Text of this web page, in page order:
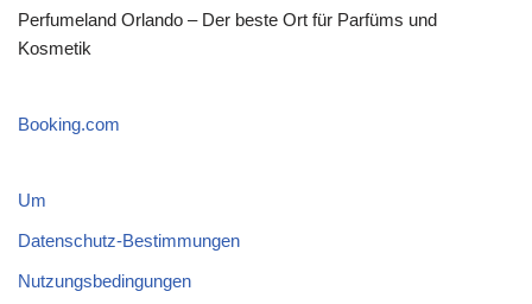
Perfumeland Orlando – Der beste Ort für Parfüms und
Kosmetik
Booking.com
Um
Datenschutz-Bestimmungen
Nutzungsbedingungen